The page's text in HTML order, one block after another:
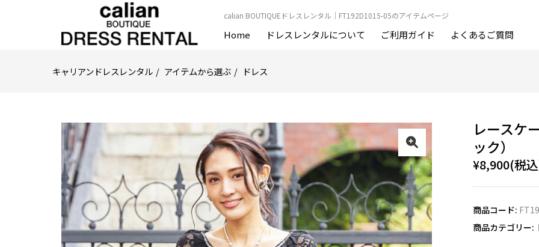
calian BOUTIQUEドレスレンタル｜FT192D1015-05のアイテムページ
Home ドレスレンタルについて ご利用ガイド よくあるご質問
キャリアンドレスレンタル アイテムから選ぶ ドレス
レースケ
ック）
¥8,900(税
商品コード:
商品カテゴリー: